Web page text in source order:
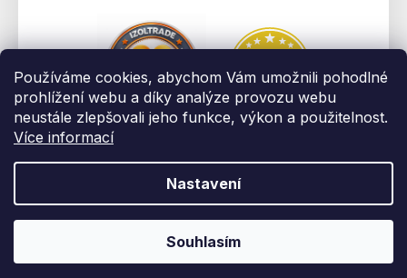
Používáme cookies, abychom Vám umožnili pohodlné
prohlížení webu a díky analýze provozu webu
neustále zlepšovali jeho funkce, výkon a použitelnost.
Více informací
Nastavení
Souhlasím
Vytvořil Shoptet
vyhrazena.